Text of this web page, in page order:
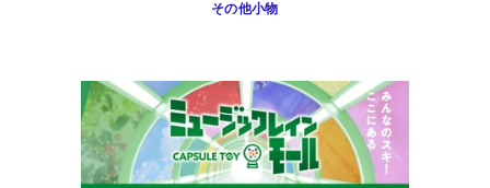
その他小物